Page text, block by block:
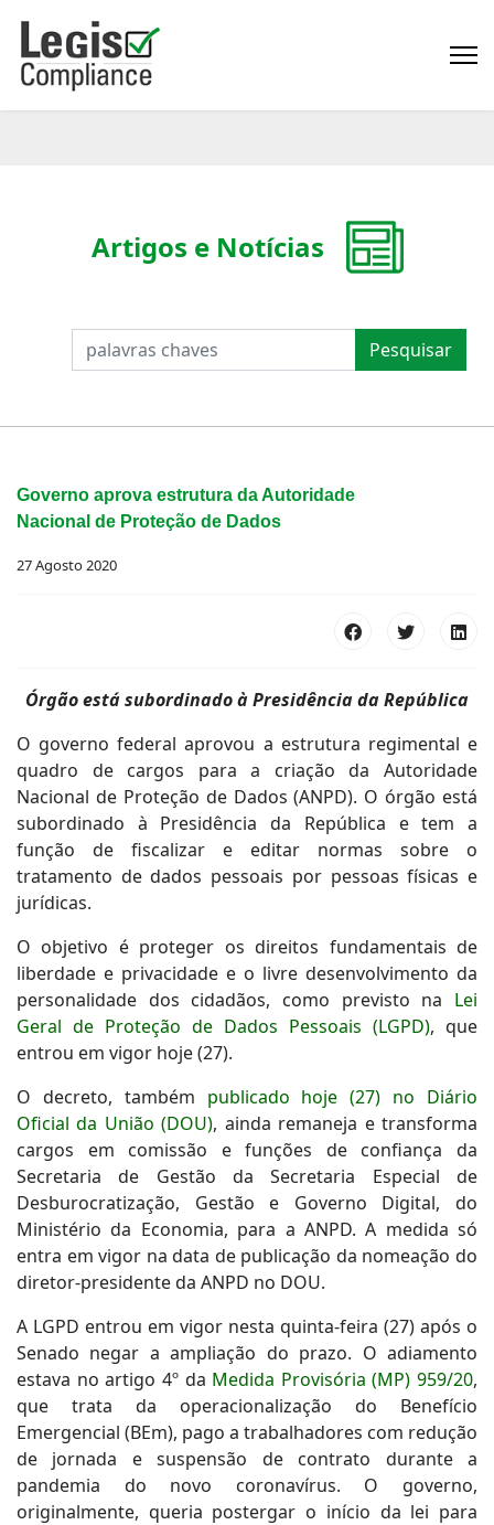
PESQUISAR Pesquisar
Artigos e Notícias
Governo aprova estrutura da Autoridade
Nacional de Proteção de Dados
27 Agosto 2020
Órgão está subordinado à Presidência da República
O governo federal aprovou a estrutura regimental e
quadro de cargos para a criação da Autoridade
Nacional de Proteção de Dados (ANPD). O órgão está
subordinado à Presidência da República e tem a
função de fiscalizar e editar normas sobre o
tratamento de dados pessoais por pessoas físicas e
jurídicas.
O objetivo é proteger os direitos fundamentais de
liberdade e privacidade e o livre desenvolvimento da
personalidade dos cidadãos, como previsto na Lei
Geral de Proteção de Dados Pessoais (LGPD), que
entrou em vigor hoje (27).
O decreto, também publicado hoje (27) no Diário
Oficial da União (DOU), ainda remaneja e transforma
cargos em comissão e funções de confiança da
Secretaria de Gestão da Secretaria Especial de
Desburocratização, Gestão e Governo Digital, do
Ministério da Economia, para a ANPD. A medida só
entra em vigor na data de publicação da nomeação do
diretor-presidente da ANPD no DOU.
A LGPD entrou em vigor nesta quinta-feira (27) após o
Senado negar a ampliação do prazo. O adiamento
estava no artigo 4º da Medida Provisória (MP) 959/20,
que trata da operacionalização do Benefício
Emergencial (BEm), pago a trabalhadores com redução
de jornada e suspensão de contrato durante a
pandemia do novo coronavírus. O governo,
originalmente, queria postergar o início da lei para